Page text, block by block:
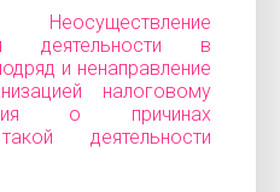
деятельности в
и ненаправление
налоговому
о причинах
деятельности